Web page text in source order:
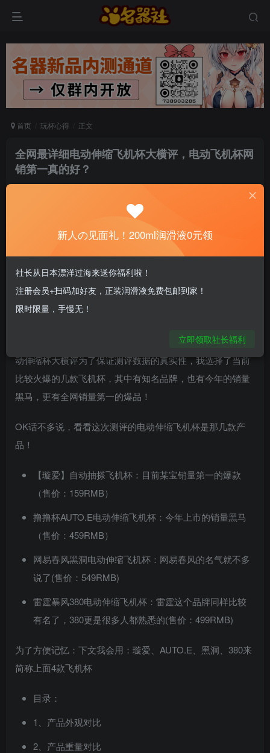
首页 玩杯心得 正文
全网最详细电动伸缩飞机杯大横评，电动飞机杯网
销第一真的好？
私信
📢 社长提示：新用户注册并加好友，免费领
200ml润滑液哦～
作为一个常年混迹于飞机杯论坛贴吧的资深老炮（超龄单身
狗）常常会看到很多兄弟在帖子下面评论：电动飞机杯是不
个谜团， 我特地花了一千六百大洋，做了这篇全网最详细电
动伸缩杯大横评为了保证测评数据的真实性，我选择了当前
比较火爆的几款飞机杯，其中有知名品牌，也有今年的销量
黑马，更有全网销量第一的爆品！
OK话不多说，看看这次测评的电动伸缩飞机杯是那几款产
品！
【璇爱】自动抽搽飞机杯：目前某宝销量第一的爆款
（售价：159RMB）
撸撸杯AUTO.E电动伸缩飞机杯：今年上市的销量黑马
（售价：459RMB）
网易春风黑洞电动伸缩飞机杯：网易春风的名气就不多
说了(售价：549RMB)
雷霆暴风380电动伸缩飞机杯：雷霆这个品牌同样比较
有名了，380更是很多人都熟悉的(售价：499RMB)
为了方便记忆：下文我会用：璇爱、AUTO.E、黑洞、380来
简称上面4款飞机杯
目录：
1、产品外观对比
2、产品重量对比
新人の见面礼！200ml润滑液0元领
社长从日本漂洋过海来送你福利啦！
注册会员+扫码加好友，正装润滑液免费包邮到家！
限时限量，手慢无！
立即领取社长福利